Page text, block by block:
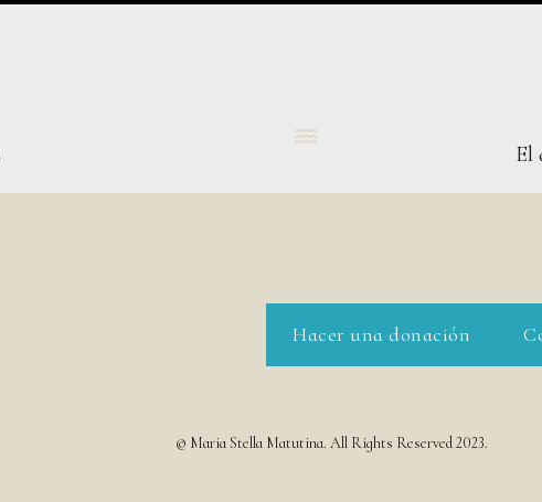

El
Hacer una donación
© Maria Stella Matutina. All Rights Reserved 2023.